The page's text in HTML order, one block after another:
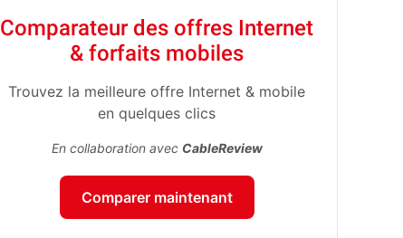
Comparateur des offres Internet
& forfaits mobiles
Trouvez la meilleure offre Internet & mobile
en quelques clics
En collaboration avec CableReview
Comparer maintenant